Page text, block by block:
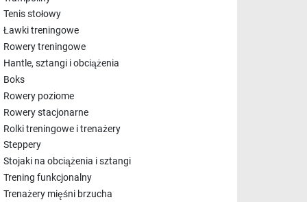
Tenis stołowy
Ławki treningowe
Rowery treningowe
Hantle, sztangi i obciążenia
Boks
Rowery poziome
Rowery stacjonarne
Rolki treningowe i trenażery
Steppery
Stojaki na obciążenia i sztangi
Trening funkcjonalny
Trenażery mięśni brzucha